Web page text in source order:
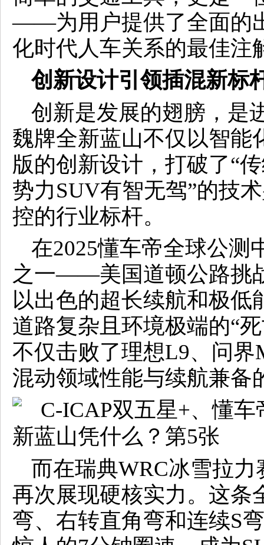
——为用户提供了全面的
化时代人车关系的最佳注
创新设计引领插混新标
创新是发展的翅膀，是
魏牌全新蓝山不仅以智能
版的创新设计，打破了“
势力SUV有智无驾”的技
控的行业标杆。
在2025懂车帝全球公测
之一——美国道顿公路挑
以出色的超长续航和极低
道路复杂且环境极端的“
不仅击败了理想L9、问
混动领域性能与续航兼备
而在瑞典WRC冰雪拉
再次展现硬核实力。这条
弯、右转直角弯和连续S